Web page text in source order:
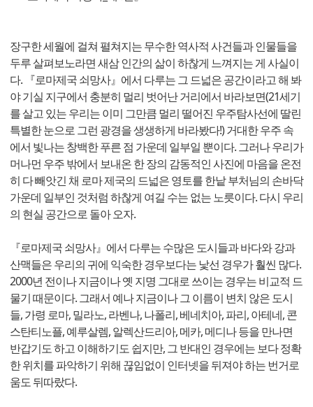
장구한 세월에 걸쳐 펼쳐지는 무수한 역사적 사건들과 인물들을
두루 살펴보노라면 새삼 인간의 삶이 하찮게 느껴지는 게 사실이
다. 『로마제국 쇠망사』에서 다루는 그 드넓은 공간이라고 해 봐
야 기실 지구에서 충분히 멀리 벗어난 거리에서 바라보면(21세기
를 살고 있는 우리는 이미 그만큼 멀리 떨어진 우주탐사선에 딸린
특별한 눈으로 그런 광경을 생생하게 바라봤다!) 거대한 우주 속
에서 빛나는 창백한 푸른 점 가운데 일부일 뿐이다. 그러나 우리가
머나먼 우주 밖에서 보내온 한 장의 감동적인 사진에 마음을 온전
히 다 빼앗긴 채 로마 제국의 드넓은 영토를 한낱 부처님의 손바닥
가운데 일부인 것처럼 하찮게 여길 수는 없는 노릇이다. 다시 우리
의 현실 공간으로 돌아 오자.
『로마제국 쇠망사』에서 다루는 수많은 도시들과 바다와 강과
산맥들은 우리의 귀에 익숙한 경우보다는 낯선 경우가 훨씬 많다.
2000년 전이나 지금이나 옛 지명 그대로 쓰이는 경우는 비교적 드
물기 때문이다. 그래서 예나 지금이나 그 이름이 변치 않은 도시
들, 가령 로마, 밀라노, 라벤나, 나폴리, 베네치아, 파리, 아테네, 콘
스탄티노플, 예루살렘, 알렉산드리아, 메카, 메디나 등을 만나면
반갑기도 하고 이해하기도 쉽지만, 그 반대인 경우에는 보다 정확
한 위치를 파악하기 위해 끊임없이 인터넷을 뒤져야 하는 번거로
움도 뒤따랐다.